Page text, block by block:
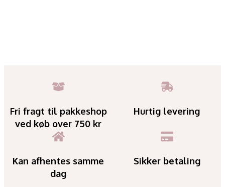
Fri fragt til pakkeshop
ved køb over 750 kr
Hurtig levering
Kan afhentes samme
dag
Sikker betaling